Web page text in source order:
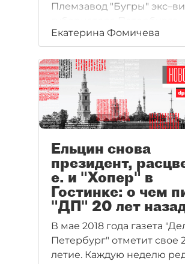
Племзавод "Бугры"
Виктора Локтионова начал
строительство
генетического центра
для молочного
за 400 млн рублей.
Екатерина Фомичева
Ельцин снова
президент,
е. и "Хопер" в
Гостинке: о чем
"ДП" 20 лет
В мае 2018 года газета
Петербург" отметит свое
летие. Каждую неделю